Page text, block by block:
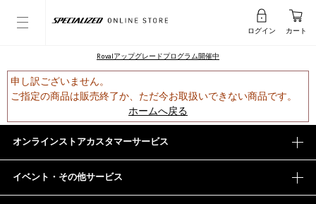
ログイン カート
Rovalアップグレードプログラム開催中
申し訳ございません。
ご指定の商品は販売終了か、ただ今お取扱いできない商品です。
ホームへ戻る
オンラインストアカスタマーサービス
イベント・その他サービス